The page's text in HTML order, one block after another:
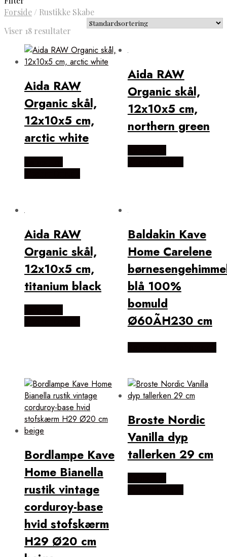
Forside/ Rustikke Skabe
Viser 18 resultater
Aida RAW
Organic skål,
12x10x5 cm,
arctic white
Aida RAW
Organic skål,
12x10x5 cm,
northern green
Aida RAW
Organic skål,
12x10x5 cm,
titanium black
Baldakin Kave
Home Carelene
blå 100%
bomuld
Ø60ÃH230 cm
Bordlampe Kave
Home Bianella
rustik vintage
corduroy-base
hvid stofskærm
H29 Ø20 cm
Broste Nordic
Vanilla dyp
tallerken 29 cm